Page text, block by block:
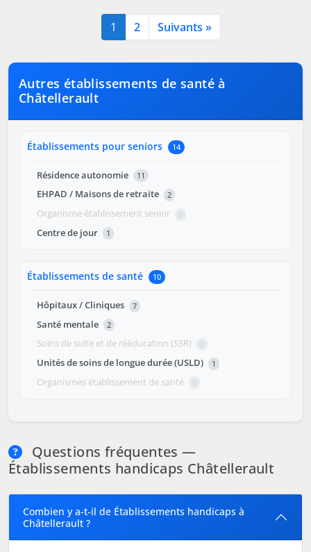
1 2 Suivants »
Autres établissements de santé à
Châtellerault
Établissements pour seniors 14
Résidence autonomie 11
EHPAD / Maisons de retraite 2
Organisme établissement senior 0
Centre de jour 1
Établissements de santé 10
Hôpitaux / Cliniques 7
Santé mentale 2
Soins de suite et de rééducation (SSR) 0
Unités de soins de longue durée (USLD) 1
Organismes établissement de santé 0
Questions fréquentes —
Établissements handicaps Châtellerault
Combien y a-t-il de Établissements handicaps à
Châtellerault ?